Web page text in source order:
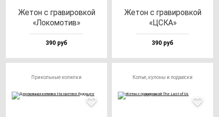
Жетон с гра­ви­ров­кой
«Локо­мо­тив»
390 руб
Жетон с гра­ви­ров­кой
«ЦСКА»
390 руб
Прикольные копилки Колье, кулоны и подвески